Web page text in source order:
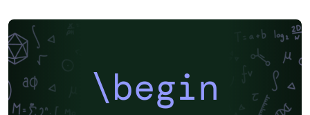
\begin